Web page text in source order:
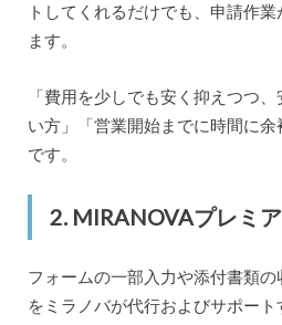
トしてくれるだけでも、申請作
ます。
「費用を少しでも安く抑えつつ
い方」「営業開始までに時間に
です。
2. MIRANOVAプレミ
フォームの一部入力や添付書類
をミラノバが代行およびサポー